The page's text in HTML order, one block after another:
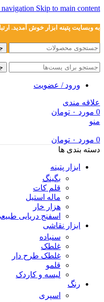
Skip to main content
به وبسایت پتینه ابزار خوش آمدید. ارتباط
ورود / عضویت
علاقه مندی
0 مورد ۰ تومان
منو
0 مورد ۰ تومان
دسته بندی ها
ابزار پتینه
بگینگ
قلم کات
ماله استیل
هزار خار
اسفنج دریایی
ابزار نقاشی
سنباده
غلطک
غلطک طرح دار
قلمو
لیسه و کاردک
رنگ
اسپری